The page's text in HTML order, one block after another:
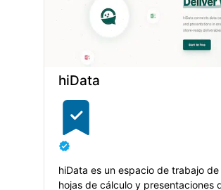
hiData
hiData es un espacio de trabajo
hojas de cálculo y presentaciones